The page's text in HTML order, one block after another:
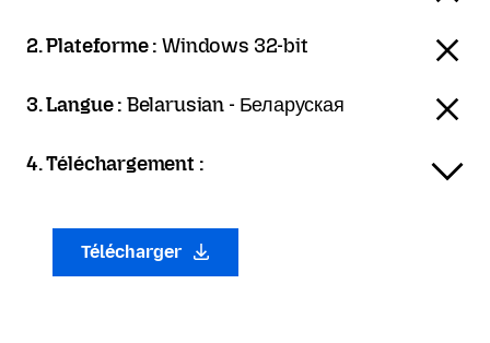
2. Plateforme :Windows 32-bit
3. Langue : Belarusian - Беларуская
4. Téléchargement :
Télécharger